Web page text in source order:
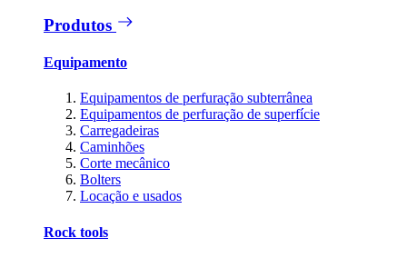
Produtos
Equipamento
Equipamentos de perfuração subterrânea
Equipamentos de perfuração de superfície
Carregadeiras
Caminhões
Corte mecânico
Bolters
Locação e usados
Rock tools